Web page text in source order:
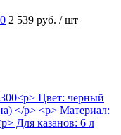
2 539 руб. / шт